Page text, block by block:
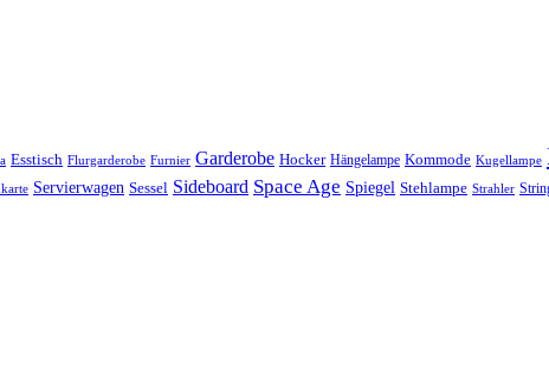
Esstisch Flurgarderobe Furnier Garderobe Hocker Hängelampe Kommode Kugellampe
Servierwagen Sessel Sideboard Space Age Spiegel Stehlampe Strahler